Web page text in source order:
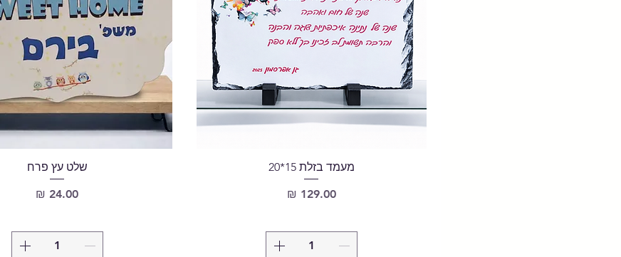
מעמד בזלת 15*20
מחיר‏129.00 ‏₪
שלט עץ פרח
מחיר